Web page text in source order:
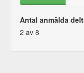
Antal anmälda
2 av 8